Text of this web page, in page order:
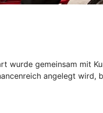
wurde gemeinsam mit
angelegt